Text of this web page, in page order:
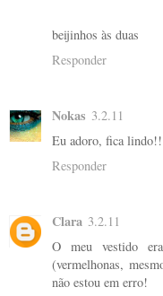
beijinhos às duas
Responder
Nokas 3.2.11
Eu adoro, fica lindo!!
Responder
Clara 3.2.11
O meu vestido
(vermelhonas,
não estou em erro!